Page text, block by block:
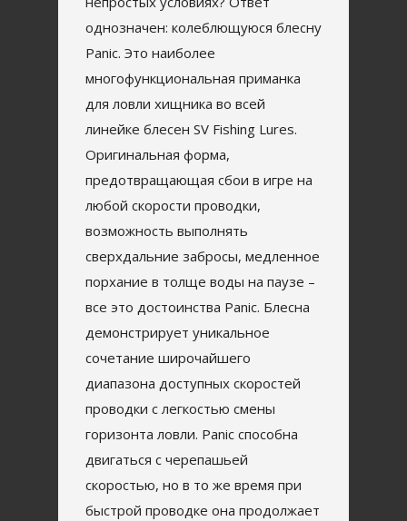
однозначен: колеблющуюся блесну
Panic. Это наиболее
многофункциональная приманка
для ловли хищника во всей
линейке блесен SV Fishing Lures.
Оригинальная форма,
предотвращающая сбои в игре на
любой скорости проводки,
возможность выполнять
сверхдальние забросы, медленное
порхание в толще воды на паузе –
все это достоинства Panic. Блесна
демонстрирует уникальное
сочетание широчайшего
диапазона доступных скоростей
проводки с легкостью смены
горизонта ловли. Panic способна
двигаться с черепашьей
скоростью, но в то же время при
быстрой проводке она продолжает